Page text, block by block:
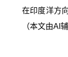
在印度洋方
（本文由AI